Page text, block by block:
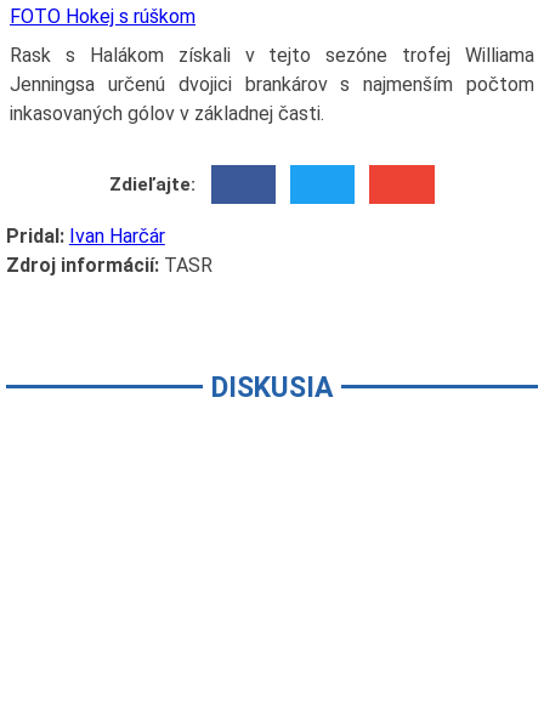
FOTO Hokej s rúškom
Rask s Halákom získali v tejto sezóne trofej Williama
Jenningsa určenú dvojici brankárov s najmenším počtom
inkasovaných gólov v základnej časti.
Zdieľajte:
Pridal: Ivan Harčár
Zdroj informácií:TASR
DISKUSIA